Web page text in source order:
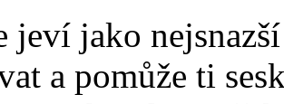
jeví jako
a pomůže ti